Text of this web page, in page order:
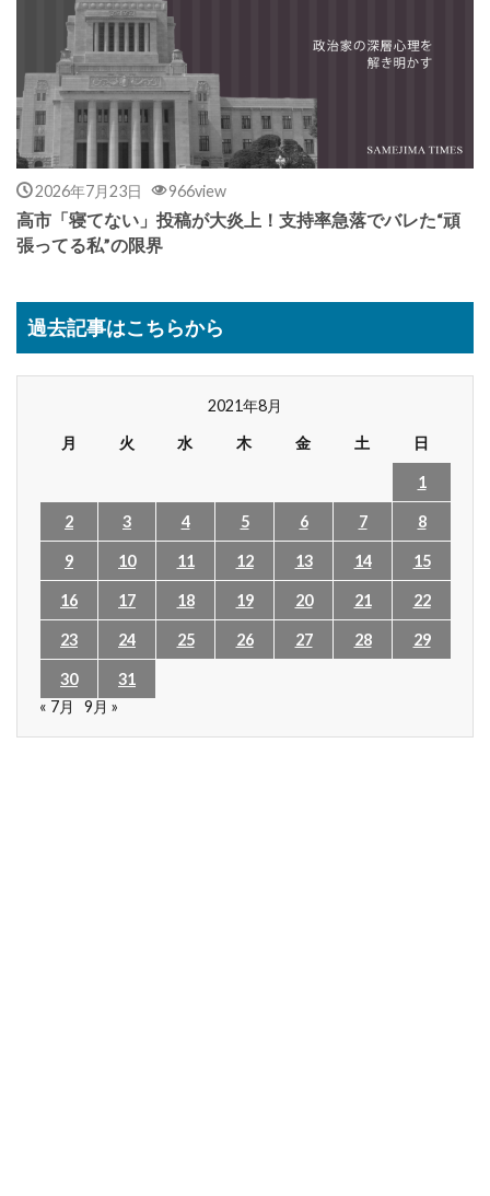
2026年7月23日 966view
高市「寝てない」投稿が大炎上！支持率急落でバレた“頑
張ってる私”の限界
過去記事はこちらから
2021年8月
月
火 水 木 金 土 日
1
2 3 4 5 6 7 8
9 10 11 12 13 14 15
16 17 18 19 20 21 22
23 24 25 26 27 28 29
30
31
« 7月
9月 »